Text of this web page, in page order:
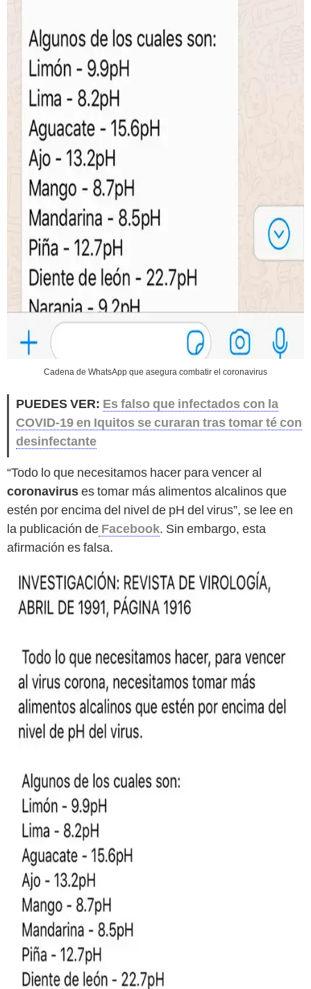
Cadena de WhatsApp que asegura combatir el coronavirus
PUEDES VER: Es falso que infectados con la
COVID-19 en Iquitos se curaran tras tomar té con
desinfectante
“Todo lo que necesitamos hacer para vencer al
coronaviruses tomar más alimentos alcalinos que
estén por encima del nivel de pH del virus”, se lee en
la publicación de Facebook. Sin embargo, esta
afirmación es falsa.